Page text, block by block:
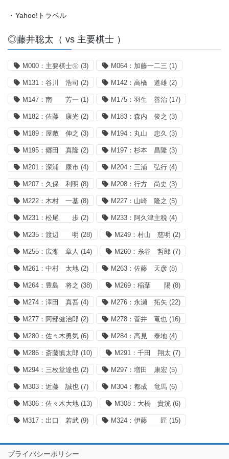
・ Yahoo!トラベル
◎藤井聡太（ vs 主要棋士 ）
M000：主要棋士㊟ (3) M064：加藤一二三 (1)
M131：谷川 浩司 (2) M142：高橋 道雄 (2)
M147：南 芳一 (1) M175：羽生 善治 (17)
M182：佐藤 康光 (2) M183：森内 俊之 (3)
M189：屋敷 伸之 (3) M194：丸山 忠久 (3)
M195：郷田 真隆 (2) M197：杉本 昌隆 (3)
M201：深浦 康市 (4) M204：三浦 弘行 (4)
M207：久保 利明 (8) M208：行方 尚史 (3)
M222：木村 一基 (8) M227：山崎 隆之 (5)
M231：松尾 歩 (2) M233：阿久津主税 (4)
M235：渡辺 明 (28) M249：村山 慈明 (2)
M255：広瀬 章人 (14) M260：糸谷 哲郎 (7)
M261：中村 太地 (2) M263：佐藤 天彦 (8)
M264：豊島 将之 (38) M269：稲葉 陽 (8)
M274：澤田 真吾 (4) M276：永瀬 拓矢 (22)
M277：阿部健治郎 (2) M278：菅井 竜也 (16)
M280：佐々木勇気 (6) M284：高見 泰地 (4)
M286：斎藤慎太郎 (10) M291：千田 翔太 (7)
M294：三枚堂達也 (2) M297：増田 康宏 (5)
M303：近藤 誠也 (7) M304：都成 竜馬 (6)
M306：佐々木大地 (13) M308：大橋 貴洸 (6)
M317：出口 若武 (9) M324：伊藤 匠 (15)
プライバシーポリシー